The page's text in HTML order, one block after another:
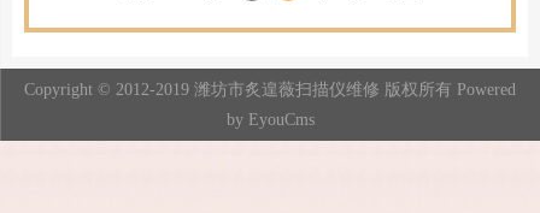
Copyright © 2012-2019 潍坊市炙遑薇扫描仪维修 版权所有 Powered
by EyouCms